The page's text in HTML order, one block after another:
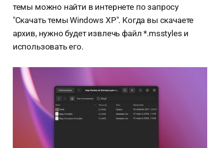
темы можно найти в интернете по запросу
"Скачать темы Windows XP". Когда вы скачаете
архив, нужно будет извлечь файл *.msstyles и
использовать его.